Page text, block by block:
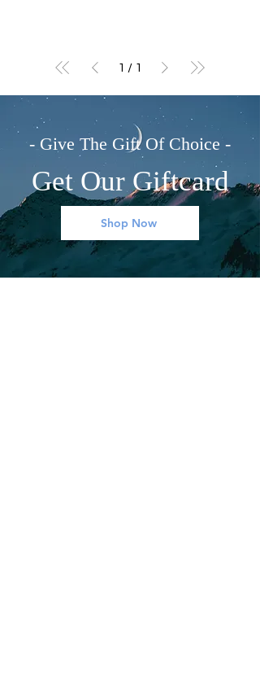
1 / 1
- Give The Gift Of Choice -
Get Our Giftcard
Shop Now